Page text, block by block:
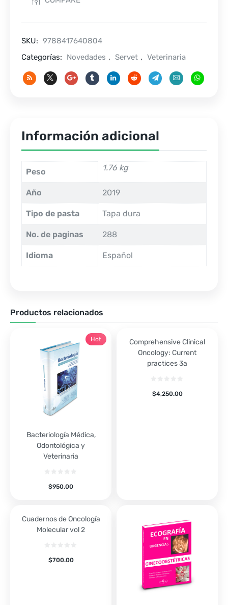
SKU: 9788417640804
Categorías:
Novedades , Servet , Veterinaria
Información adicional
Peso 1.76 kg
Año 2019
Tipo de pasta Tapa dura
No. de paginas 288
Idioma Español
Productos relacionados
Bacteriología Médica,
Odontológica y
Veterinaria
$950.00
Hot
Comprehensive Clinical
Oncology: Current
practices 3a
$4,250.00
Cuadernos de Oncología
Molecular vol 2
$700.00